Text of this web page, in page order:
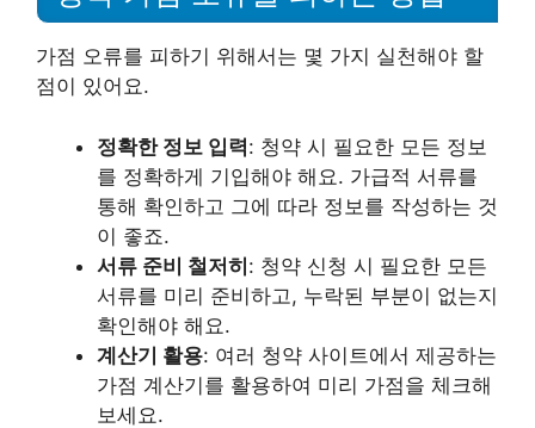
가점 오류를 피하기 위해서는 몇 가지 실천해야 할
점이 있어요.
정확한 정보 입력: 청약 시 필요한 모든 정보
를 정확하게 기입해야 해요. 가급적 서류를
통해 확인하고 그에 따라 정보를 작성하는 것
이 좋죠.
서류 준비 철저히: 청약 신청 시 필요한 모든
서류를 미리 준비하고, 누락된 부분이 없는지
확인해야 해요.
계산기 활용: 여러 청약 사이트에서 제공하는
가점 계산기를 활용하여 미리 가점을 체크해
보세요.